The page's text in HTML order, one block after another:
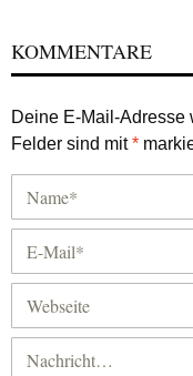
KOMMENTARE
Deine E-Mail-Adresse
Felder sind mit*